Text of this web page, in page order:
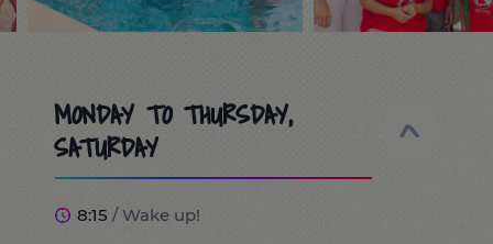
MONDAY TO THURSDAY,
SATURDAY
8:15 / Wake up!